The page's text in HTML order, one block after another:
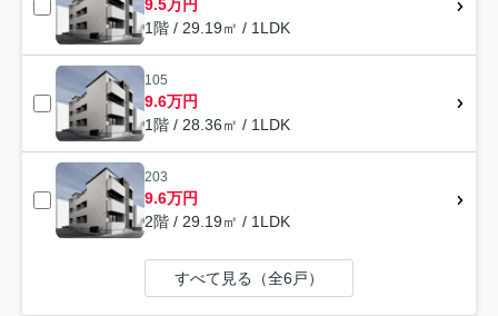
9.5万円
1階 / 29.19㎡ / 1LDK
105
9.6万円
1階 / 28.36㎡ / 1LDK
203
9.6万円
2階 / 29.19㎡ / 1LDK
すべて見る（全6戸）